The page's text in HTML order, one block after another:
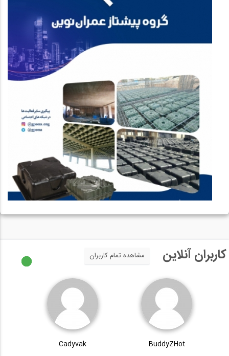
کاربران آنلاین مشاهده تمام کاربران
BuddyZHot
Cadyvak